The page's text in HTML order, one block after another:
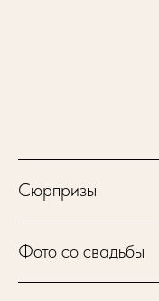
Сюрпризы
Фото со свадьбы